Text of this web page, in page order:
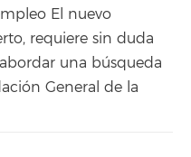
El nuevo
requiere sin duda
una búsqueda
General de la